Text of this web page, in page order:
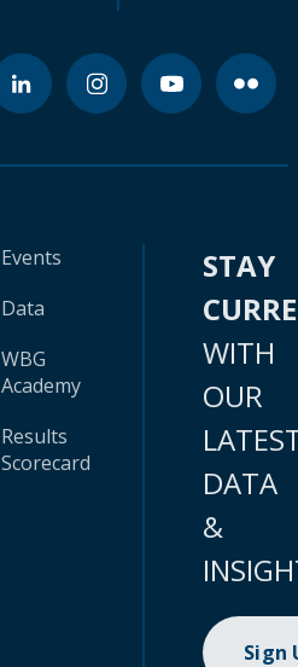
Events
Data
WBG
Academy
Results
Scorecard
STAY
WITH
OUR
DATA
&
Sign